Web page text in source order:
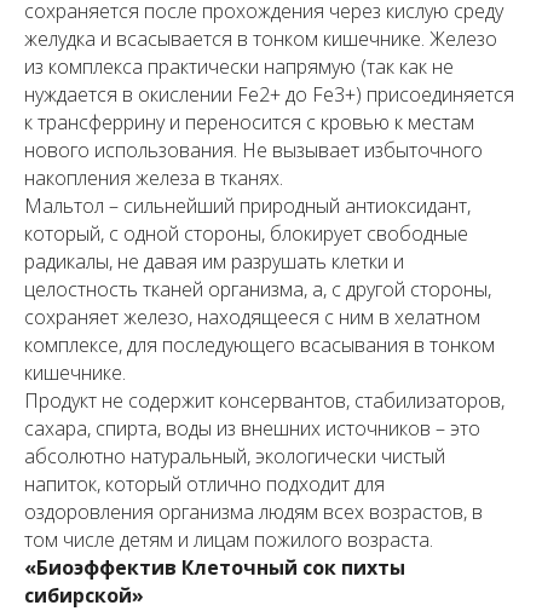
сохраняется после прохождения через кислую среду
желудка и всасывается в тонком кишечнике. Железо
из комплекса практически напрямую (так как не
нуждается в окислении Fe2+ до Fe3+) присоединяется
к трансферрину и переносится с кровью к местам
нового использования. Не вызывает избыточного
накопления железа в тканях.
Мальтол – сильнейший природный антиоксидант,
который, с одной стороны, блокирует свободные
радикалы, не давая им разрушать клетки и
целостность тканей организма, а, с другой стороны,
сохраняет железо, находящееся с ним в хелатном
комплексе, для последующего всасывания в тонком
кишечнике.
Продукт не содержит консервантов, стабилизаторов,
сахара, спирта, воды из внешних источников – это
абсолютно натуральный, экологически чистый
напиток, который отлично подходит для
оздоровления организма людям всех возрастов, в
том числе детям и лицам пожилого возраста.
«Биоэффектив Клеточный сок пихты
сибирской»